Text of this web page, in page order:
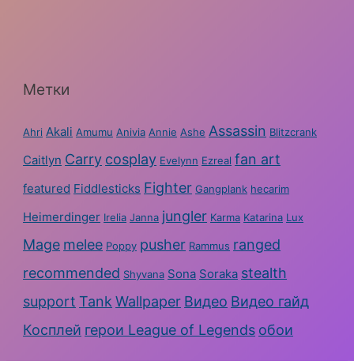
Метки
Ahri Akali Amumu Anivia Annie Ashe Assassin Blitzcrank
Caitlyn Carry cosplay Evelynn Ezreal fan art
featured Fiddlesticks Fighter Gangplank hecarim
Heimerdinger Irelia Janna jungler Karma Katarina Lux
Mage melee Poppy pusher Rammus ranged
recommended Shyvana Sona Soraka stealth
support Tank Wallpaper Видео Видео гайд
Косплей герои League of Legends обои